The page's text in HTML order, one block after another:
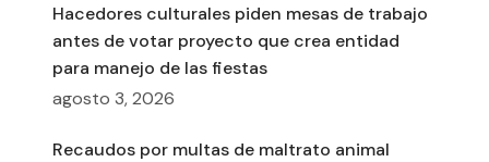
Hacedores culturales piden mesas de trabajo
antes de votar proyecto que crea entidad
para manejo de las fiestas
agosto 3, 2026
Recaudos por multas de maltrato animal